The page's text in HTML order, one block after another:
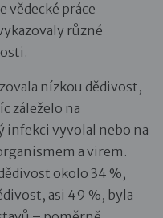
vědecké práce
různé
nízkou dědivost,
záleželo na
vyvolal nebo na
a virem.
okolo 34 %,
asi 49 %, byla